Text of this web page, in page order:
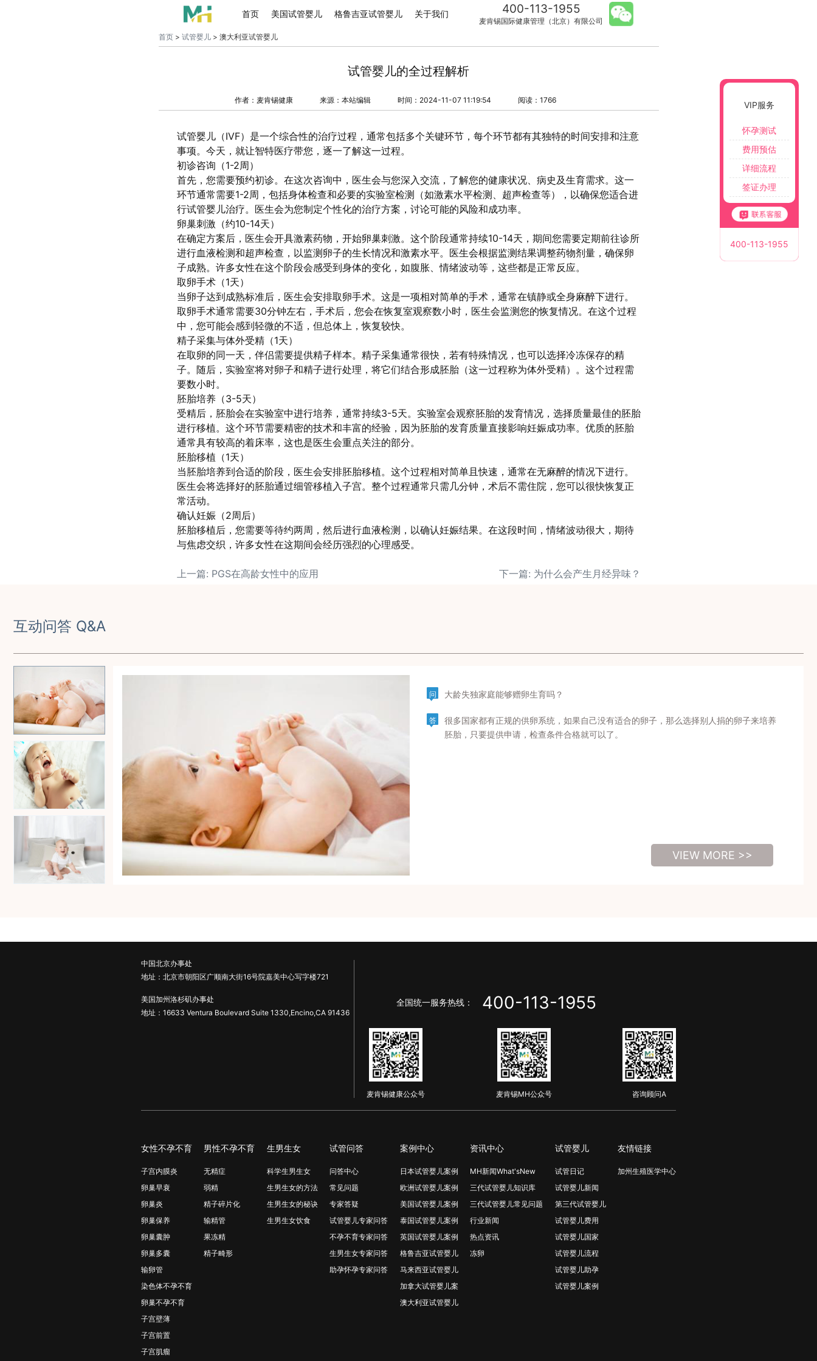
首页 美国试管婴儿 格鲁吉亚试管婴儿 关于我们 400-113-1955
麦肯锡国际健康管理（北京）有限公司
首页> 试管婴儿> 澳大利亚试管婴儿
试管婴儿的全过程解析
作者：麦肯锡健康 来源：本站编辑 时间：2024-11-07 11:19:54 阅读：1766
试管婴儿（IVF）是一个综合性的治疗过程，通常包括多个关键环节，每个环节都有其独特的时间安排和注意
事项。今天，就让智特医疗带您，逐一了解这一过程。
初诊咨询（1-2周）
首先，您需要预约初诊。在这次咨询中，医生会与您深入交流，了解您的健康状况、病史及生育需求。这一
环节通常需要1-2周，包括身体检查和必要的实验室检测（如激素水平检测、超声检查等），以确保您适合进
行试管婴儿治疗。医生会为您制定个性化的治疗方案，讨论可能的风险和成功率。
卵巢刺激（约10-14天）
在确定方案后，医生会开具激素药物，开始卵巢刺激。这个阶段通常持续10-14天，期间您需要定期前往诊所
进行血液检测和超声检查，以监测卵子的生长情况和激素水平。医生会根据监测结果调整药物剂量，确保卵
子成熟。许多女性在这个阶段会感受到身体的变化，如腹胀、情绪波动等，这些都是正常反应。
取卵手术（1天）
当卵子达到成熟标准后，医生会安排取卵手术。这是一项相对简单的手术，通常在镇静或全身麻醉下进行。
取卵手术通常需要30分钟左右，手术后，您会在恢复室观察数小时，医生会监测您的恢复情况。在这个过程
中，您可能会感到轻微的不适，但总体上，恢复较快。
精子采集与体外受精（1天）
在取卵的同一天，伴侣需要提供精子样本。精子采集通常很快，若有特殊情况，也可以选择冷冻保存的精
子。随后，实验室将对卵子和精子进行处理，将它们结合形成胚胎（这一过程称为体外受精）。这个过程需
要数小时。
胚胎培养（3-5天）
受精后，胚胎会在实验室中进行培养，通常持续3-5天。实验室会观察胚胎的发育情况，选择质量最佳的胚胎
进行移植。这个环节需要精密的技术和丰富的经验，因为胚胎的发育质量直接影响妊娠成功率。优质的胚胎
通常具有较高的着床率，这也是医生会重点关注的部分。
胚胎移植（1天）
当胚胎培养到合适的阶段，医生会安排胚胎移植。这个过程相对简单且快速，通常在无麻醉的情况下进行。
医生会将选择好的胚胎通过细管移植入子宫。整个过程通常只需几分钟，术后不需住院，您可以很快恢复正
常活动。
确认妊娠（2周后）
胚胎移植后，您需要等待约两周，然后进行血液检测，以确认妊娠结果。在这段时间，情绪波动很大，期待
与焦虑交织，许多女性在这期间会经历强烈的心理感受。
上一篇: PGS在高龄女性中的应用 下一篇: 为什么会产生月经异味？
互动问答 Q&A
问 大龄失独家庭能够赠卵生育吗？
答
很多国家都有正规的供卵系统，如果自己没有适合的卵子，那么选择别人捐的卵子来培养
胚胎，只要提供申请，检查条件合格就可以了。
VIEW MORE >>
中国北京办事处
地址：北京市朝阳区广顺南大街16号院嘉美中心写字楼721
美国加州洛杉矶办事处
地址：16633 Ventura Boulevard Suite 1330,Encino,CA 91436
全国统一服务热线： 400-113-1955
麦肯锡健康公众号 麦肯锡MH公众号 咨询顾问A
女性不孕不育
子宫内膜炎
卵巢早衰
卵巢炎
卵巢保养
卵巢囊肿
卵巢多囊
输卵管
染色体不孕不育
卵巢不孕不育
子宫壁薄
子宫前置
子宫肌瘤
男性不孕不育
无精症
弱精
精子碎片化
输精管
果冻精
精子畸形
生男生女
科学生男生女
生男生女的方法
生男生女的秘诀
生男生女饮食
试管问答
问答中心
常见问题
专家答疑
试管婴儿专家问答
不孕不育专家问答
生男生女专家问答
助孕怀孕专家问答
案例中心
日本试管婴儿案例
欧洲试管婴儿案例
美国试管婴儿案例
泰国试管婴儿案例
英国试管婴儿案例
格鲁吉亚试管婴儿
马来西亚试管婴儿
加拿大试管婴儿案
澳大利亚试管婴儿
资讯中心
MH新闻What'sNew
三代试管婴儿知识库
三代试管婴儿常见问题
行业新闻
热点资讯
冻卵
试管婴儿
试管日记
试管婴儿新闻
第三代试管婴儿
试管婴儿费用
试管婴儿国家
试管婴儿流程
试管婴儿助孕
试管婴儿案例
友情链接
加州生殖医学中心
VIP服务
怀孕测试
费用预估
详细流程
签证办理
400-113-1955